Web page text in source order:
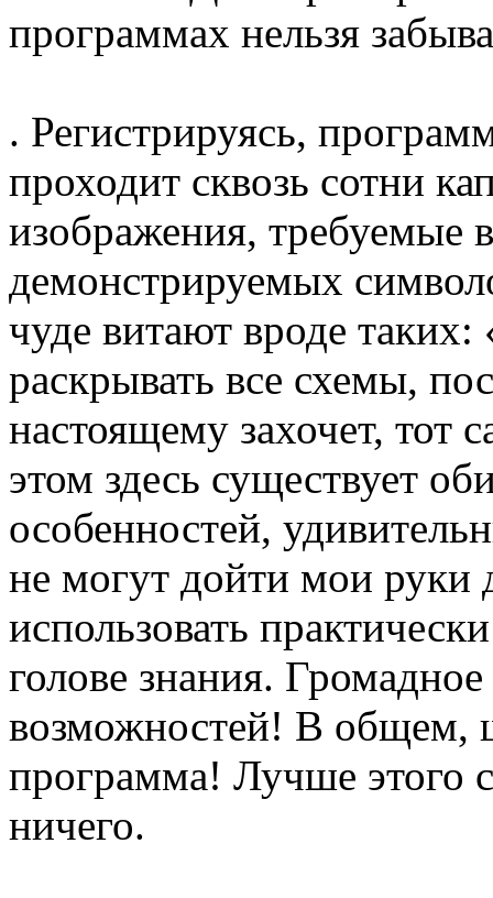
программах нельзя
. Регистрируясь,
проходит сквозь сотни
изображения, требуемые
демонстрируемых
чуде витают вроде
раскрывать все схемы,
настоящему захочет, тот
этом здесь существует
особенностей,
не могут дойти мои руки
использовать
голове знания.
возможностей! В общем,
программа! Лучше этого
ничего.